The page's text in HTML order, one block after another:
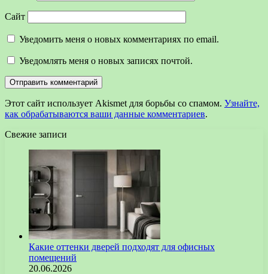
Сайт
Уведомить меня о новых комментариях по email.
Уведомлять меня о новых записях почтой.
Этот сайт использует Akismet для борьбы со спамом. Узнайте,
как обрабатываются ваши данные комментариев.
Свежие записи
Какие оттенки дверей подходят для офисных
помещений
20.06.2026